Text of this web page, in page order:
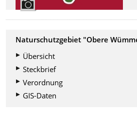
Naturschutzgebiet "Obere
Übersicht
Steckbrief
Verordnung
GIS-Daten